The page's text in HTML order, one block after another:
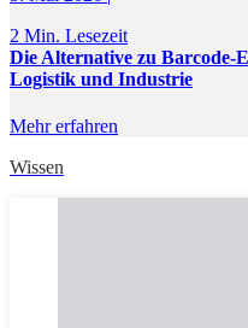
2 Min. Lesezeit
Die Alternative zu
Logistik und Industrie
Mehr erfahren
Wissen